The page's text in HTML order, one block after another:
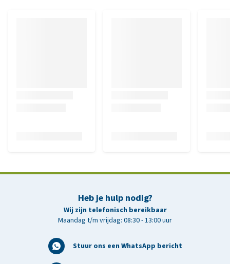
Heb je hulp nodig?
Wij zijn telefonisch bereikbaar
Maandag t/m vrijdag: 08:30 - 13:00 uur
Stuur ons een WhatsApp bericht